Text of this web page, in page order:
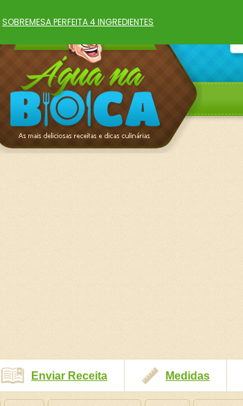
Enviar Receita Medidas
SOBREMESA PERFEITA 4 INGREDIENTES